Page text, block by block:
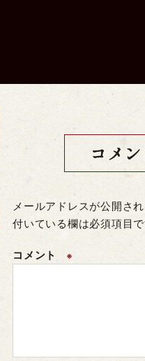
コメ
メールアドレスが公開さ
付いている欄は必須項目
コメント ※